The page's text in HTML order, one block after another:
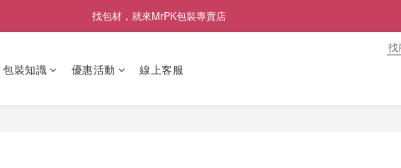
[限時優惠] 即日起登入會員消費滿1000元，回饋1%購物金
找包材，就來MrPK包裝專賣店
包裝知識 優惠活動 線上客服